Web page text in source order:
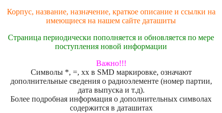
Корпус, название, назначение, краткое описание и ссылки на
имеющиеся на нашем сайте даташиты
Страница периодически пополняется и обновляется по мере
поступления новой информации
Важно!!!
Символы *, =, xx в SMD маркировке, означают
дополнительные сведения о радиоэлементе (номер партии,
дата выпуска и т.д).
Более подробная информация о дополнительных символах
содержится в даташитах